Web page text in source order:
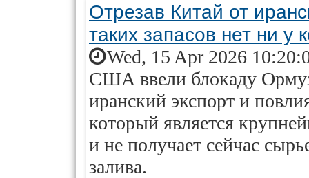
Отрезав Китай от
таких запасов нет ни у
Wed, 15 Apr 2026
США ввели блокаду
иранский экспорт и
который является
и не получает сейчас
залива.